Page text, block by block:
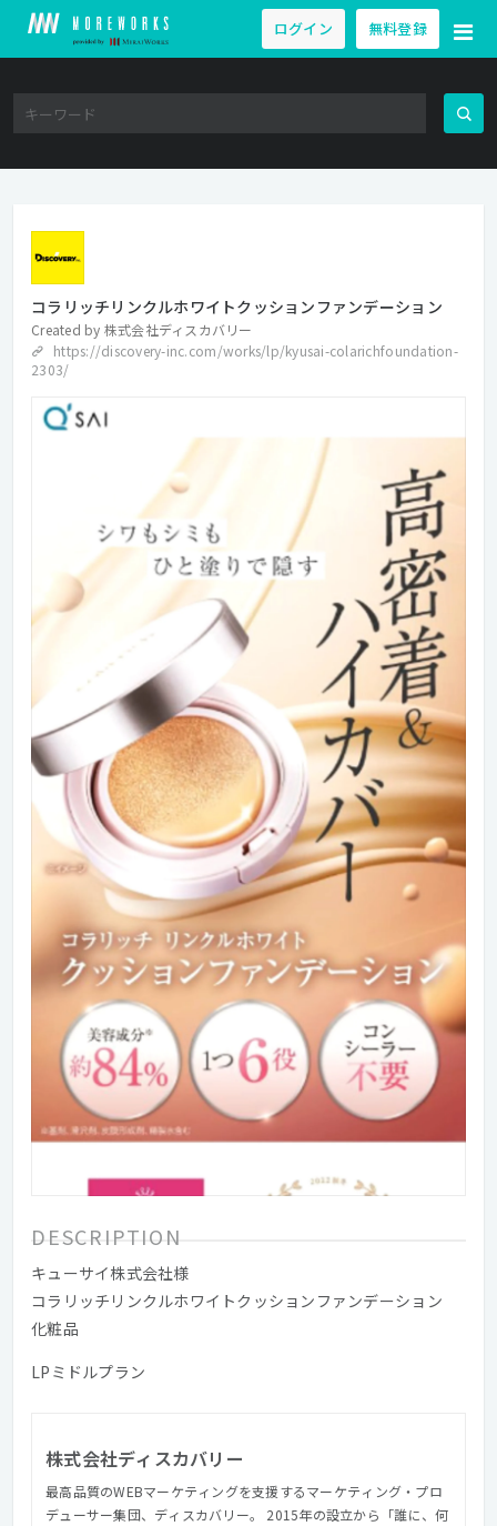
ログイン 無料登録
コラリッチリンクルホワイトクッションファンデーション
Created by 株式会社ディスカバリー
https://discovery-inc.com/works/lp/kyusai-colarichfoundation-
2303/
DESCRIPTION
キューサイ株式会社様
コラリッチリンクルホワイトクッションファンデーション
化粧品
LPミドルプラン
株式会社ディスカバリー
最高品質のWEBマーケティングを支援するマーケティング・プロ
デューサー集団、ディスカバリー。 2015年の設立から「誰に、何